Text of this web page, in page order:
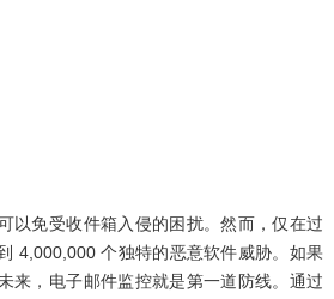
以免受收件箱入侵的困扰。然而，仅在过
4,000,000 个独特的恶意软件威胁。如果
来，电子邮件监控就是第一道防线。通过